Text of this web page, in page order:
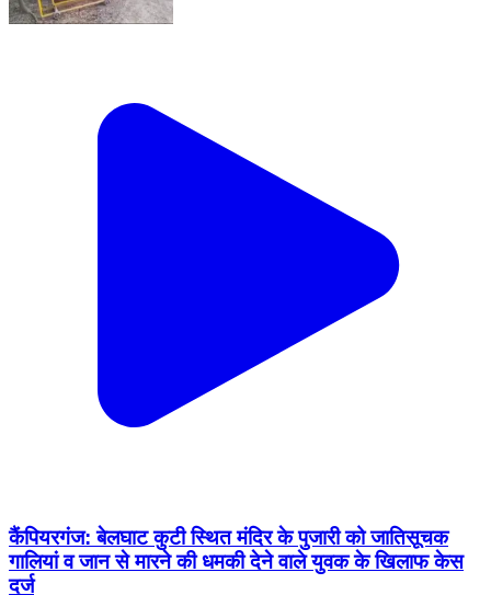
कैंपियरगंज: बेलघाट कुटी स्थित मंदिर के पुजारी को जातिसूचक
गालियां व जान से मारने की धमकी देने वाले युवक के खिलाफ केस
दर्ज